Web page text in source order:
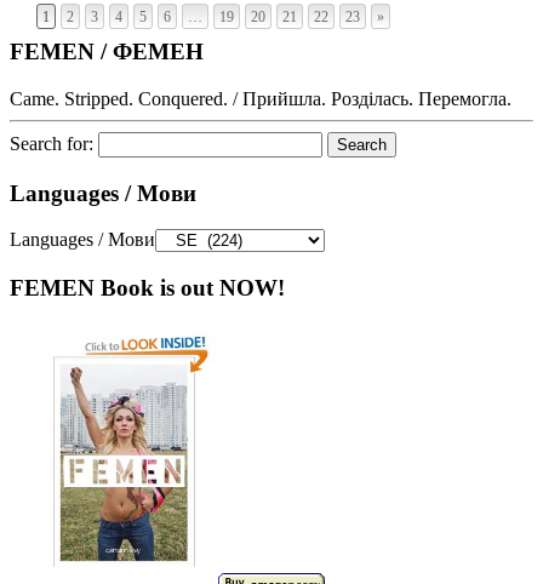
1 2 3 4 5 6 … 19 20 21 22 23 »
FEMEN / ФЕМЕН
Came. Stripped. Conquered. / Прийшла. Розділась. Перемогла.
Search for:
Languages / Мови
Languages / Мови
FEMEN Book is out NOW!